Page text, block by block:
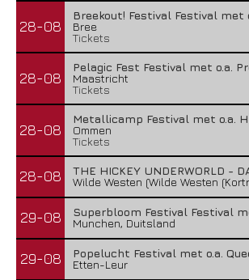
28-08
Breekout! Festival Festival met
Bree
Tickets
28-08
Pelagic Fest Festival met o.a.
Maastricht
Tickets
28-08
Metallicamp Festival met o.a.
Ommen
Tickets
28-08
THE HICKEY UNDERWORLD -
Wilde Westen (Wilde Westen
29-08
Superbloom Festival Festival
Munchen, Duitsland
29-08
Popelucht Festival met o.a.
Etten-Leur